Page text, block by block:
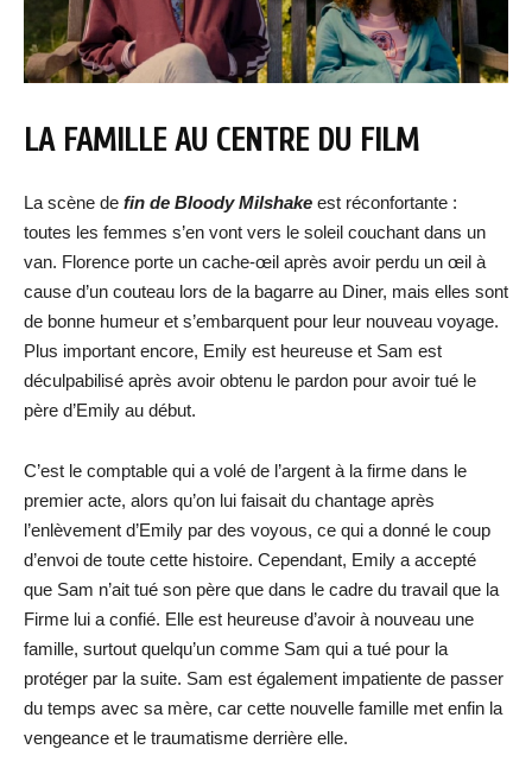
LA FAMILLE AU CENTRE DU FILM
La scène de fin de Bloody Milshake est réconfortante :
toutes les femmes s’en vont vers le soleil couchant dans un
van. Florence porte un cache-œil après avoir perdu un œil à
cause d’un couteau lors de la bagarre au Diner, mais elles sont
de bonne humeur et s’embarquent pour leur nouveau voyage.
Plus important encore, Emily est heureuse et Sam est
déculpabilisé après avoir obtenu le pardon pour avoir tué le
père d’Emily au début.
C’est le comptable qui a volé de l’argent à la firme dans le
premier acte, alors qu’on lui faisait du chantage après
l’enlèvement d’Emily par des voyous, ce qui a donné le coup
d’envoi de toute cette histoire. Cependant, Emily a accepté
que Sam n’ait tué son père que dans le cadre du travail que la
Firme lui a confié. Elle est heureuse d’avoir à nouveau une
famille, surtout quelqu’un comme Sam qui a tué pour la
protéger par la suite. Sam est également impatiente de passer
du temps avec sa mère, car cette nouvelle famille met enfin la
vengeance et le traumatisme derrière elle.